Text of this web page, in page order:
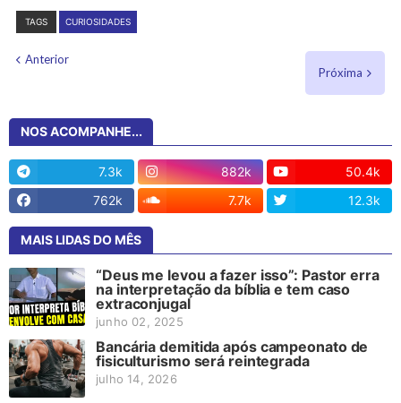
TAGS CURIOSIDADES
Anterior
Próxima
NOS ACOMPANHE...
7.3k 882k
50.4k
762k
7.7k 12.3k
MAIS LIDAS DO MÊS
“Deus me levou a fazer isso”: Pastor erra
na interpretação da bíblia e tem caso
extraconjugal
junho 02, 2025
Bancária demitida após campeonato de
fisiculturismo será reintegrada
julho 14, 2026